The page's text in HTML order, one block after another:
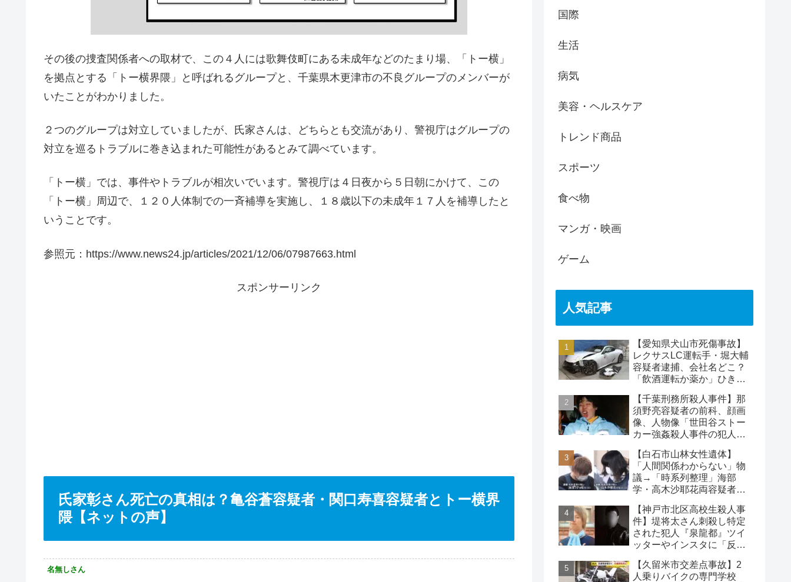
その後の捜査関係者への取材で、この４人には歌舞伎町にある未成年などのたまり場、「トー横」
を拠点とする「トー横界隈」と呼ばれるグループと、千葉県木更津市の不良グループのメンバーが
いたことがわかりました。
２つのグループは対立していましたが、氏家さんは、どちらとも交流があり、警視庁はグループの
対立を巡るトラブルに巻き込まれた可能性があるとみて調べています。
「トー横」では、事件やトラブルが相次いでいます。警視庁は４日夜から５日朝にかけて、この
「トー横」周辺で、１２０人体制での一斉補導を実施し、１８歳以下の未成年１７人を補導したと
いうことです。
参照元：https://www.news24.jp/articles/2021/12/06/07987663.html
スポンサーリンク
氏家彰さん死亡の真相は？亀谷蒼容疑者・関口寿喜容疑者とトー横界
隈【ネットの声】
名無しさん
国際
生活
病気
美容・ヘルスケア
トレンド商品
スポーツ
食べ物
マンガ・映画
ゲーム
人気記事
【愛知県犬山市死傷事故】
レクサスLC運転手・堀大輔
容疑者逮捕、会社名どこ？
「飲酒運転か薬か」ひき逃
【千葉刑務所殺人事件】那
須野亮容疑者の前科、顔画
像、人物像「世田谷ストー
カー強姦殺人事件の犯人」
は？
【白石市山林女性遺体】
「人間関係わからない」物
議→「時系列整理」海部
学・高木沙耶花両容疑者、
な事件
【神戸市北区高校生殺人事
件】堤将太さん刺殺し特定
された犯人『泉龍都』ツイ
ッターやインスタに「反省
【久留米市交差点事故】2
人乗りバイクの専門学校